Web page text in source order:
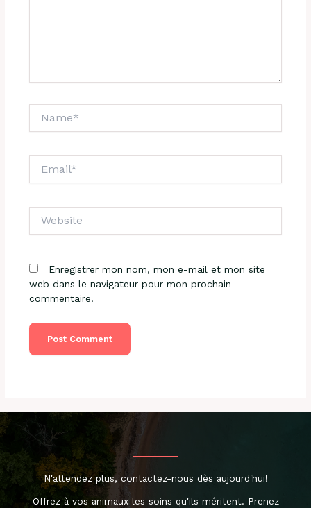
Enregistrer mon nom, mon e-mail et mon site
web dans le navigateur pour mon prochain
commentaire.
N'attendez plus, contactez-nous dès aujourd'hui!
Offrez à vos animaux les soins qu'ils méritent. Prenez